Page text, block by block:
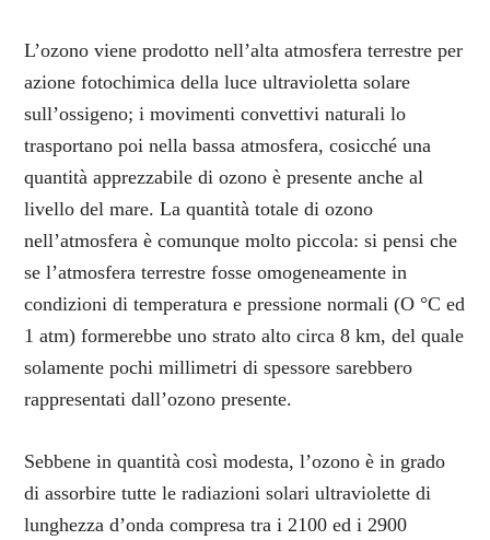
L’ozono viene prodotto nell’alta atmosfera terrestre per
azione fotochimica della luce ultravioletta solare
sull’ossigeno; i movimenti convettivi naturali lo
trasportano poi nella bassa atmosfera, cosicché una
quantità apprezzabile di ozono è presente anche al
livello del mare. La quantità totale di ozono
nell’atmosfera è comunque molto piccola: si pensi che
se l’atmosfera terrestre fosse omogeneamente in
condizioni di temperatura e pressione normali (O °C ed
1 atm) formerebbe uno strato alto circa 8 km, del quale
solamente pochi millimetri di spessore sarebbero
rappresentati dall’ozono presente.
Sebbene in quantità così modesta, l’ozono è in grado
di assorbire tutte le radiazioni solari ultraviolette di
lunghezza d’onda compresa tra i 2100 ed i 2900